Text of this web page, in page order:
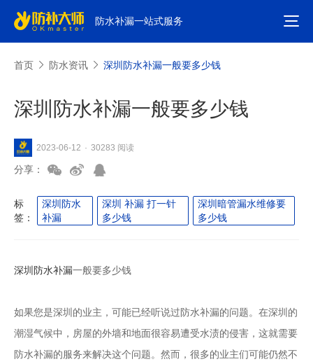
防水补漏一站式服务
首页 防水资讯 深圳防水补漏一般要多少钱
深圳防水补漏一般要多少钱
2023-06-12 · 30283 阅读
分享：
标
签：
深圳防水
补漏
深圳 补漏 打一针
多少钱
深圳暗管漏水维修要
多少钱
深圳防水补漏一般要多少钱
如果您是深圳的业主，可能已经听说过防水补漏的问题。在深圳的
潮湿气候中，房屋的外墙和地面很容易遭受水渍的侵害，这就需要
防水补漏的服务来解决这个问题。然而，很多的业主们可能仍然不